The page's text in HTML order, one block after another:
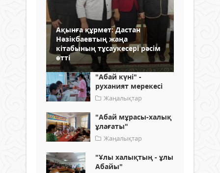
Ақынға құрмет: Дастан
Нәзікбаевтың жаңа
кітабының тұсаукесері рәсім
өтті
"Абай күні" -
руханият мерекесі
Жаңалықтар
"Абай мұрасы-халық
ұлағаты"
Жаңалықтар
"Ұлы халықтың - ұлы
Абайы"